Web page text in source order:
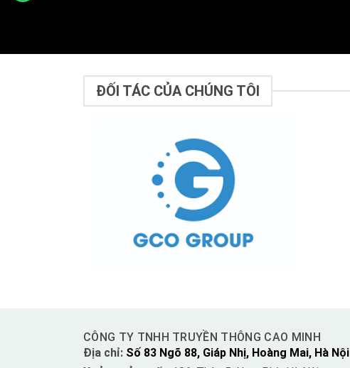
ĐỐI TÁC CỦA CHÚNG TÔI
CÔNG TY TNHH TRUYỀN THÔNG CAO MINH
Địa chỉ: Số 83 Ngõ 88, Giáp Nhị, Hoàng Mai, Hà Nội